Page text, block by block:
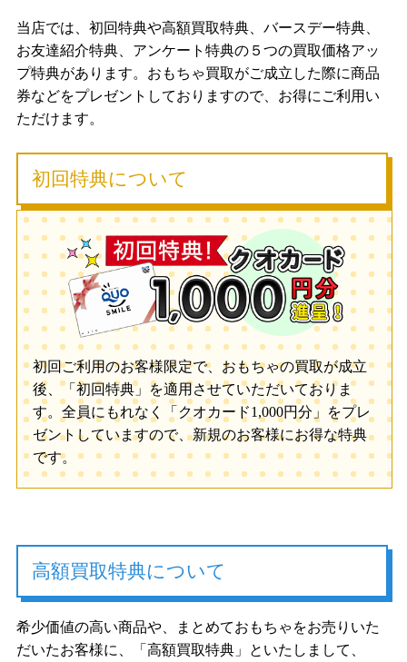
当店では、初回特典や高額買取特典、バースデー特典、
お友達紹介特典、アンケート特典の５つの買取価格アッ
プ特典があります。おもちゃ買取がご成立した際に商品
券などをプレゼントしておりますので、お得にご利用い
ただけます。
初回特典について
初回ご利用のお客様限定で、おもちゃの買取が成立
後、「初回特典」を適用させていただいておりま
す。全員にもれなく「クオカード1,000円分」をプレ
ゼントしていますので、新規のお客様にお得な特典
です。
高額買取特典について
希少価値の高い商品や、まとめておもちゃをお売りいた
だいたお客様に、「高額買取特典」といたしまして、